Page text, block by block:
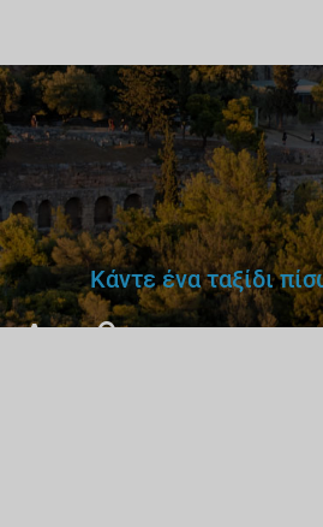
Κάντε ένα ταξίδι
Δεν θα